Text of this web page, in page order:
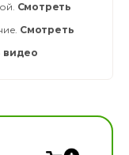
Смотреть
Смотреть
видео